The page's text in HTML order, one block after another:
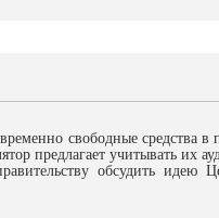
свободные средства в
предлагает учитывать их
обсудить идею